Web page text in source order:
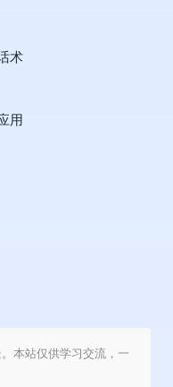
术
用
本站仅供学习交流，一